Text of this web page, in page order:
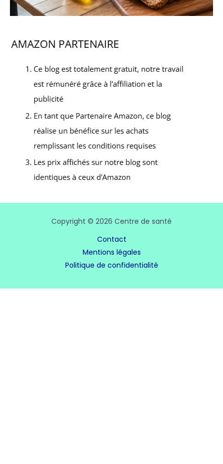
Copyright © 2026 Centre de santé
Contact
Mentions légales
Politique de confidentialité